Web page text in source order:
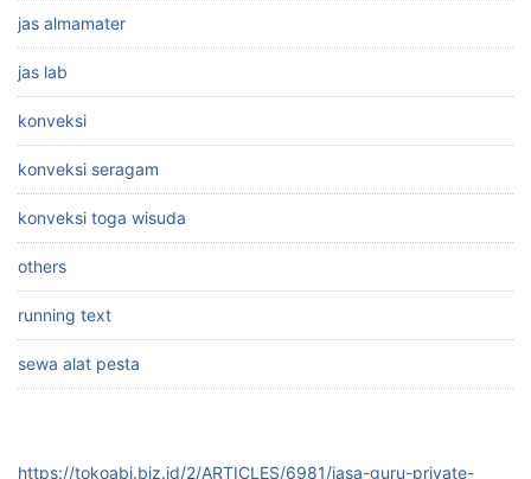
jas almamater
jas lab
konveksi
konveksi seragam
konveksi toga wisuda
others
running text
sewa alat pesta
https://tokoabi.biz.id/2/ARTICLES/6981/jasa-guru-private-